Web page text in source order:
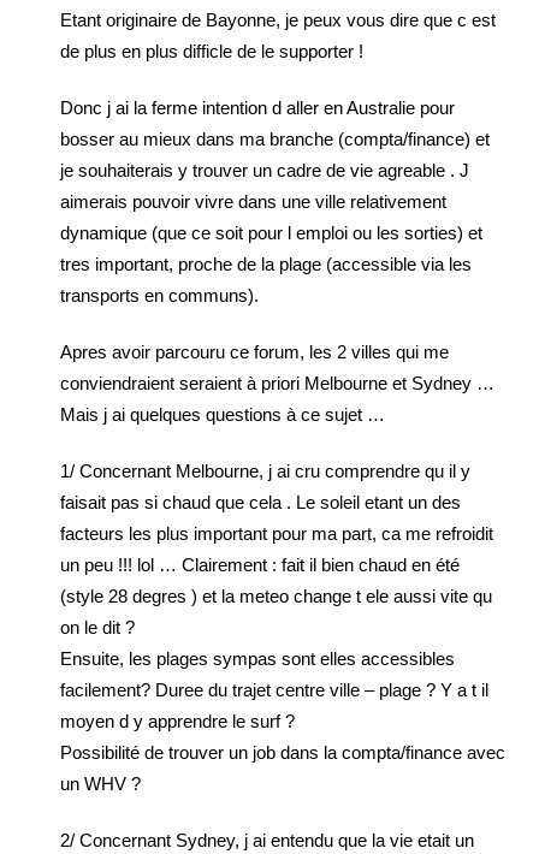
Etant originaire de Bayonne, je peux vous dire que c est
de plus en plus difficle de le supporter !
Donc j ai la ferme intention d aller en Australie pour
bosser au mieux dans ma branche (compta/finance) et
je souhaiterais y trouver un cadre de vie agreable . J
aimerais pouvoir vivre dans une ville relativement
dynamique (que ce soit pour l emploi ou les sorties) et
tres important, proche de la plage (accessible via les
transports en communs).
Apres avoir parcouru ce forum, les 2 villes qui me
conviendraient seraient à priori Melbourne et Sydney …
Mais j ai quelques questions à ce sujet …
1/ Concernant Melbourne, j ai cru comprendre qu il y
faisait pas si chaud que cela . Le soleil etant un des
facteurs les plus important pour ma part, ca me refroidit
un peu !!! lol … Clairement : fait il bien chaud en été
(style 28 degres ) et la meteo change t ele aussi vite qu
on le dit ?
Ensuite, les plages sympas sont elles accessibles
facilement? Duree du trajet centre ville – plage ? Y a t il
moyen d y apprendre le surf ?
Possibilité de trouver un job dans la compta/finance avec
un WHV ?
2/ Concernant Sydney, j ai entendu que la vie etait un